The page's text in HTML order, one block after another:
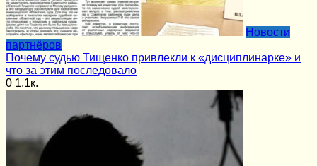
Новости
партнёров
Почему судью Тищенко привлекли к «дисциплинарке» и
что за этим последовало
0 1.1к.